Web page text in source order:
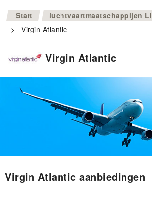
Start
luchtvaartmaatschappijen
>
Virgin Atlantic
Virgin Atlantic
Virgin Atlantic aanbiedingen